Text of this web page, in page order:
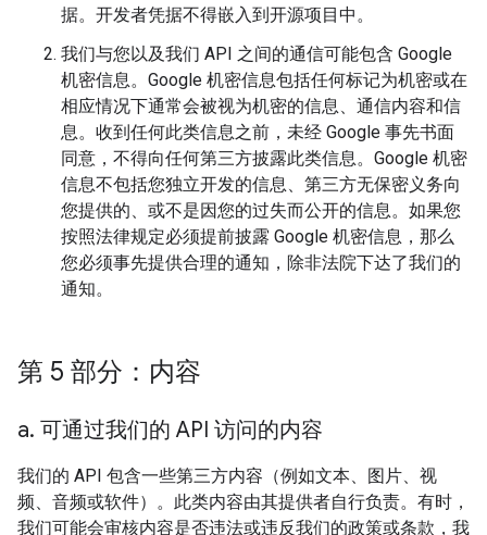
据。开发者凭据不得嵌入到开源项目中。
我们与您以及我们 API 之间的通信可能包含 Google
机密信息。Google 机密信息包括任何标记为机密或在
相应情况下通常会被视为机密的信息、通信内容和信
息。收到任何此类信息之前，未经 Google 事先书面
同意，不得向任何第三方披露此类信息。Google 机密
信息不包括您独立开发的信息、第三方无保密义务向
您提供的、或不是因您的过失而公开的信息。如果您
按照法律规定必须提前披露 Google 机密信息，那么
您必须事先提供合理的通知，除非法院下达了我们的
通知。
第 5 部分：内容
a. 可通过我们的 API 访问的内容
我们的 API 包含一些第三方内容（例如文本、图片、视
频、音频或软件）。此类内容由其提供者自行负责。有时，
我们可能会审核内容是否违法或违反我们的政策或条款，我